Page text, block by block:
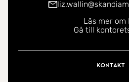
Läs mer om
Gå till
Kontakt